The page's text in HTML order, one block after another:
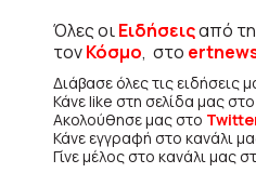
Όλες οιΕιδήσειςαπό
τονΚόσμο, στο
Διάβασε όλες τις ειδήσεις
Κάνε like στη σελίδα μας στο
Ακολούθησε μας στο
Κάνε εγγραφή στο κανάλι
Γίνε μέλος στο κανάλι μας